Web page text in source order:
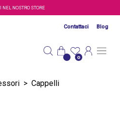
NEL NOSTRO STORE
Contattaci Blog
0
> Cappelli